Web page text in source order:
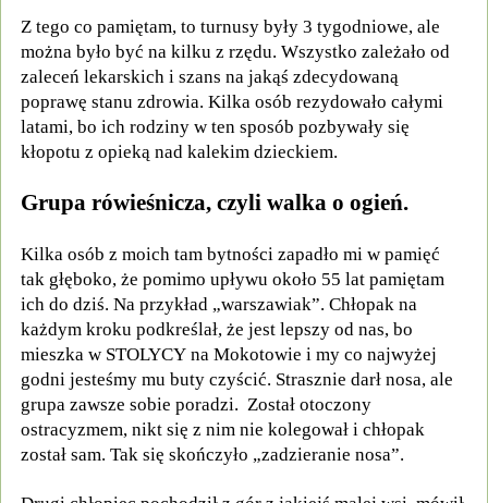
Z tego co pamiętam, to turnusy były 3 tygodniowe, ale
można było być na kilku z rzędu. Wszystko zależało od
zaleceń lekarskich i szans na jakąś zdecydowaną
poprawę stanu zdrowia. Kilka osób rezydowało całymi
latami, bo ich rodziny w ten sposób pozbywały się
kłopotu z opieką nad kalekim dzieckiem.
Grupa rówieśnicza, czyli walka o ogień.
Kilka osób z moich tam bytności zapadło mi w pamięć
tak głęboko, że pomimo upływu około 55 lat pamiętam
ich do dziś. Na przykład „warszawiak”. Chłopak na
każdym kroku podkreślał, że jest lepszy od nas, bo
mieszka w STOLYCY na Mokotowie i my co najwyżej
godni jesteśmy mu buty czyścić. Strasznie darł nosa, ale
grupa zawsze sobie poradzi. Został otoczony
ostracyzmem, nikt się z nim nie kolegował i chłopak
został sam. Tak się skończyło „zadzieranie nosa”.